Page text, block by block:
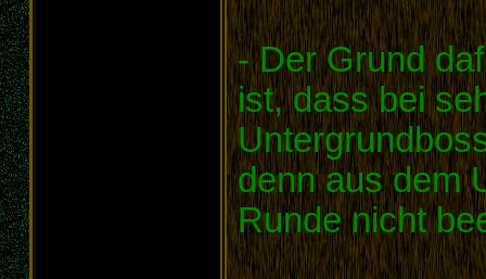
- Der Grund
ist, dass bei
denn aus dem
Runde nicht